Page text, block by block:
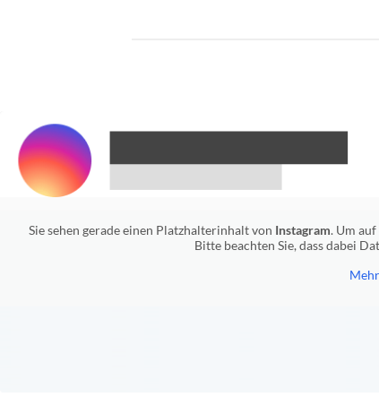
Sie sehen gerade einen Platzhalterinhalt von Instagram. Um
Bitte beachten Sie, dass dabei